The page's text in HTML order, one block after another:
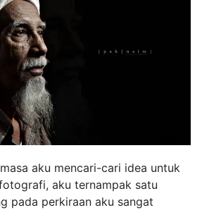
aku mencari-cari idea untuk
aku ternampak satu
pada perkiraan aku sangat